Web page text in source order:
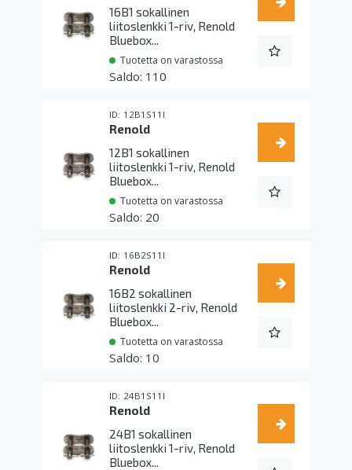
16B1 sokallinen
liitoslenkki 1-riv, Renold
Bluebox...
Tuotetta on varastossa
110
12B1S11I
Renold
12B1 sokallinen
liitoslenkki 1-riv, Renold
Bluebox...
Tuotetta on varastossa
20
16B2S11I
Renold
16B2 sokallinen
liitoslenkki 2-riv, Renold
Bluebox...
Tuotetta on varastossa
10
24B1S11I
Renold
24B1 sokallinen
liitoslenkki 1-riv, Renold
Bluebox...